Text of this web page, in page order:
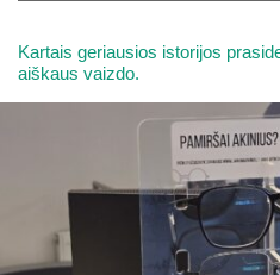
Kartais geriausios istorijos
aiškaus vaizdo.